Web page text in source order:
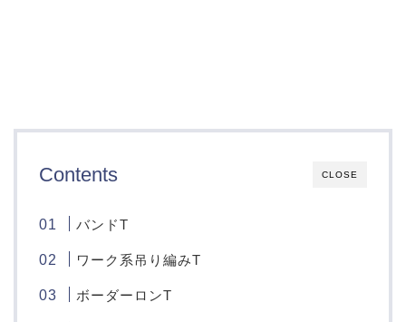
CLOSE
Contents
バンドT
ワーク系吊り編みT
ボーダーロンT